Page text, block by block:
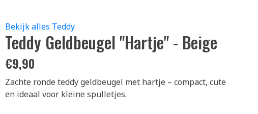
Bekijk alles Teddy
Teddy Geldbeugel "Hartje" - Beige
€9,90
Zachte ronde teddy geldbeugel met hartje – compact, cute
en ideaal voor kleine spulletjes.